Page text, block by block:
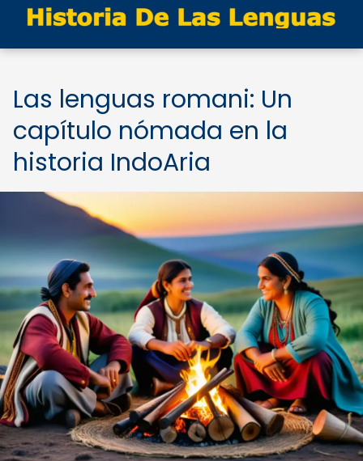
Las lenguas romani: Un
capítulo nómada en la
historia IndoAria